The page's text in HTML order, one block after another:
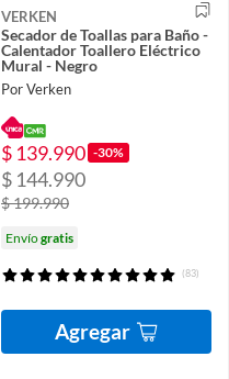
VERKEN
Secador de Toallas para Baño -
Calentador Toallero Eléctrico
Mural - Negro
Por Verken
$ 139.990 -30%
$ 144.990
$ 199.990
Envíogratis
(83)
Agregar